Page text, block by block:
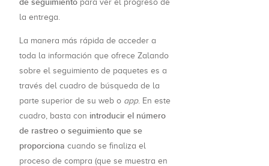
para ver el progreso de
la entrega.
La manera más rápida de acceder a
toda la información que ofrece Zalando
sobre el seguimiento de paquetes es a
través del cuadro de búsqueda de la
parte superior de su web o app. En este
cuadro, basta con introducir el número
de rastreo o seguimiento que se
proporciona cuando se finaliza el
proceso de compra (que se muestra en